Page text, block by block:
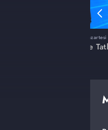
8 Haziran 2026, Pazartesi
Müge Anlı ile